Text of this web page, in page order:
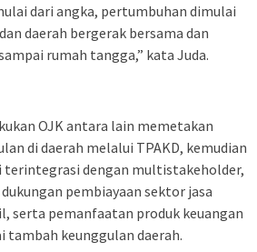
dari angka, pertumbuhan dimulai
daerah bergerak bersama dan
rumah tangga,” kata Juda.
OJK antara lain memetakan
di daerah melalui TPAKD, kemudian
terintegrasi dengan multistakeholder,
pembiayaan sektor jasa
serta pemanfaatan produk keuangan
keunggulan daerah.